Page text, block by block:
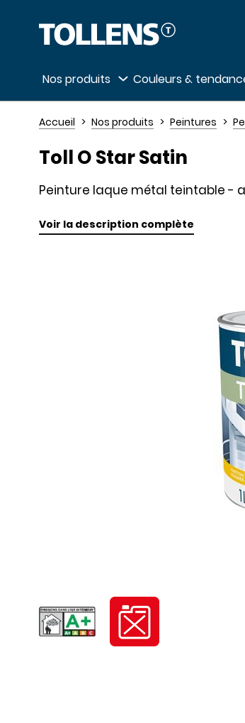
Passer la liste des magasins
Nos produits Couleurs &
Accueil Nos produits Peintures
Toll O Star Satin
Peinture laque métal teintable -
Voir la description complète